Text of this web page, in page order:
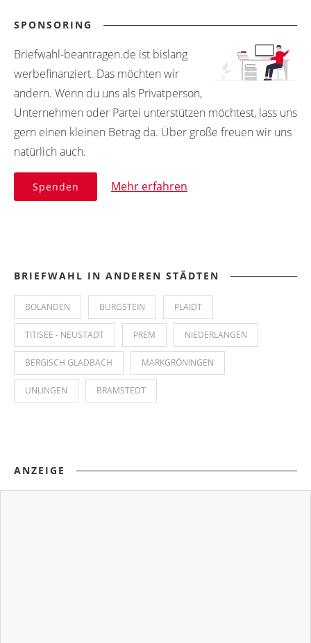
SPONSORING
Briefwahl-beantragen.de ist bislang
werbefinanziert. Das möchten wir
ändern. Wenn du uns als Privatperson,
Unternehmen oder Partei unterstützen möchtest, lass uns
gern einen kleinen Betrag da. Über große freuen wir uns
natürlich auch.
Spenden Mehr erfahren
BRIEFWAHL IN ANDEREN STÄDTEN
BOLANDEN BURGSTEIN PLAIDT
TITISEE - NEUSTADT PREM NIEDERLANGEN
BERGISCH GLADBACH MARKGRÖNINGEN
UNLINGEN BRAMSTEDT
ANZEIGE